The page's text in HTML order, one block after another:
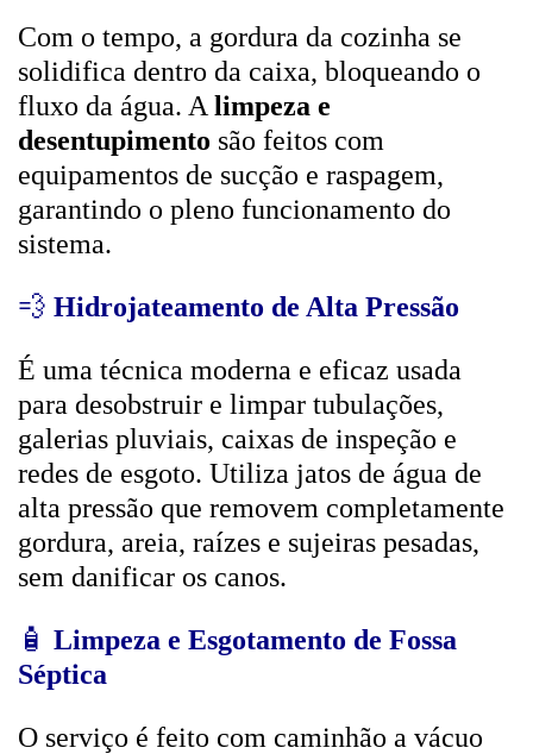
Com o tempo, a gordura da cozinha se
solidifica dentro da caixa, bloqueando o
fluxo da água. A limpeza e
desentupimento são feitos com
equipamentos de sucção e raspagem,
garantindo o pleno funcionamento do
sistema.
💨 Hidrojateamento de Alta Pressão
É uma técnica moderna e eficaz usada
para desobstruir e limpar tubulações,
galerias pluviais, caixas de inspeção e
redes de esgoto. Utiliza jatos de água de
alta pressão que removem completamente
gordura, areia, raízes e sujeiras pesadas,
sem danificar os canos.
🧴 Limpeza e Esgotamento de Fossa
Séptica
O serviço é feito com caminhão a vácuo